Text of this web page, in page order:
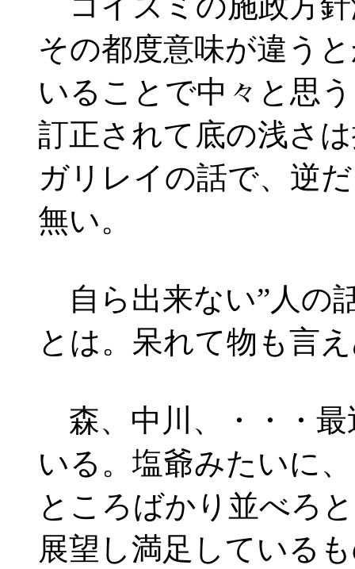
その都度意味が違う
いることで中々と思
訂正されて底の浅さ
ガリレイの話で、逆
無い。
自ら出来ない”人の
とは。呆れて物も言
森、中川、・・・最
いる。塩爺みたいに
ところばかり並べろ
展望し満足している